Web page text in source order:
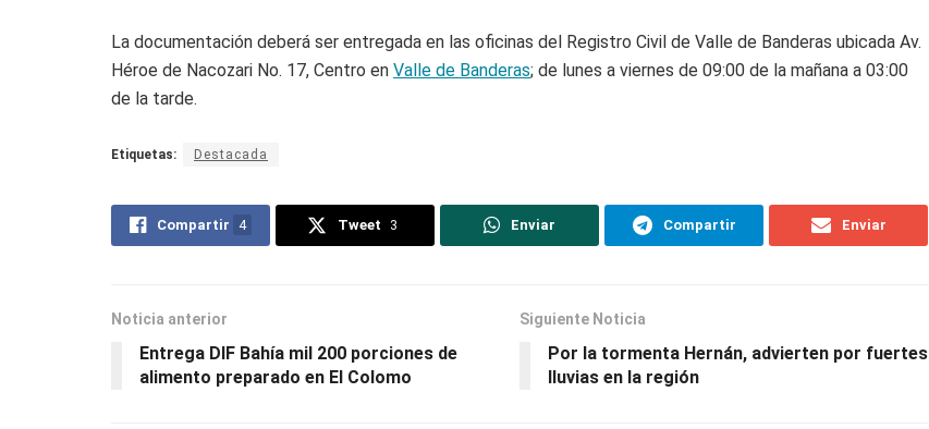
La documentación deberá ser entregada en las oficinas del Registro Civil de Valle de Banderas ubicada Av.
Héroe de Nacozari No. 17, Centro en Valle de Banderas; de lunes a viernes de 09:00 de la mañana a 03:00
de la tarde.
Etiquetas: Destacada
Compartir 4 Tweet 3 Enviar Compartir Enviar
Noticia anterior
Entrega DIF Bahía mil 200 porciones de
alimento preparado en El Colomo
Siguiente Noticia
Por la tormenta Hernán, advierten por fuertes
lluvias en la región